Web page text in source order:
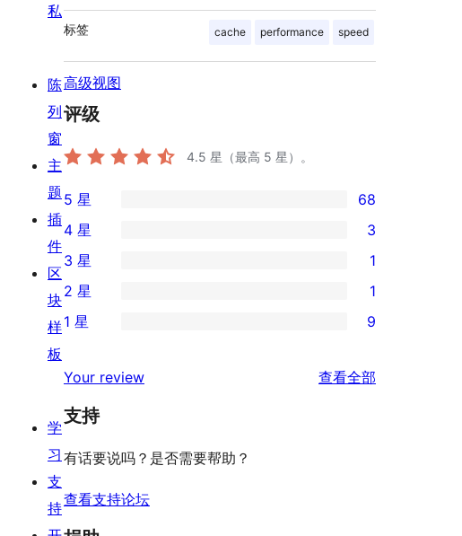
标签 cache performance speed
高级视图
评级
4.5 星（最高 5 星）。
68
条
5
星
评
5 星 68
条
4
星
价
4 星 3
1
条
3
评
价
3 星 1
条
星
评
2 星 1
1
星
价
1 星 9
Your review 查看全部
支持
有话要说吗？是否需要帮助？
查看支持论坛
私
陈
列
窗
主
题
插
件
区
块
样
板
学
习
支
持